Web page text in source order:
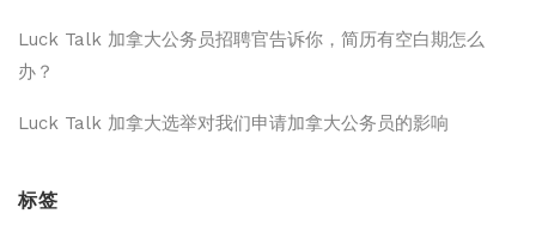
Luck Talk 加拿大公务员招聘官告诉你，简历有空白期怎么
办？
Luck Talk 加拿大选举对我们申请加拿大公务员的影响
标签